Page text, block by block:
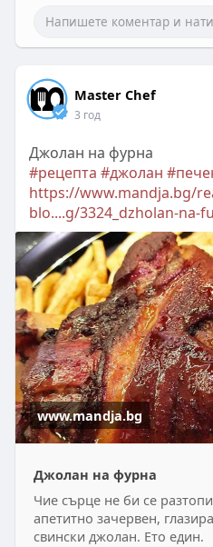
Master Chef
3 год
Джолан на фурна
#рецепта #джолан
https://www.mandja.bg/
blo....g/3324_dzholan-na-fu
www.mandja.bg
Джолан на фурна
Чие сърце не би се
апетитно зачервен,
свински джолан. Ето един.